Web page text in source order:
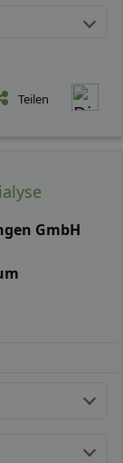
Teilen
GmbH